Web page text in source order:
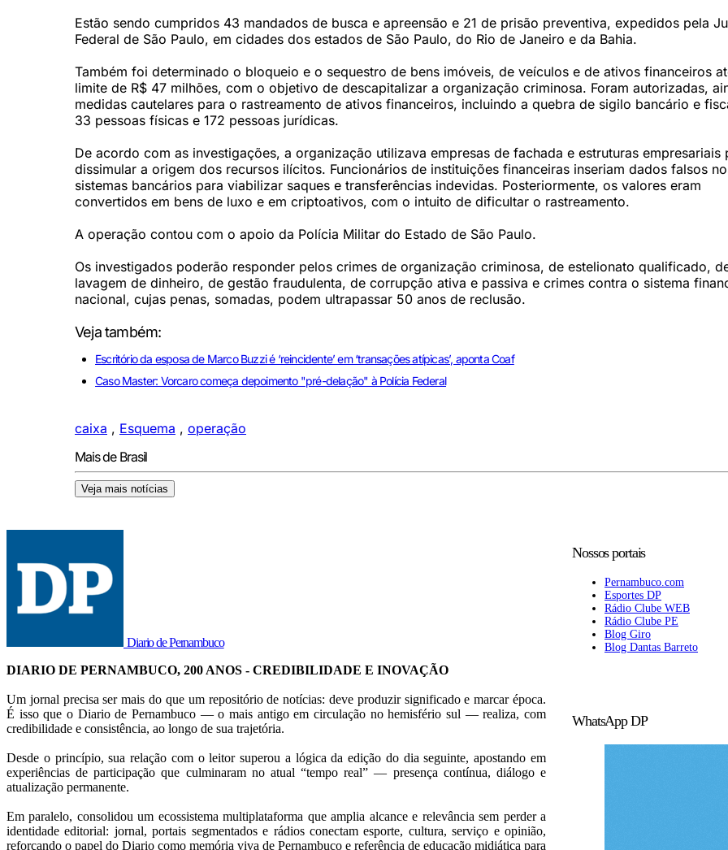
Estão sendo cumpridos 43 mandados de busca e apreensão e 21 de prisão preventiva, expedidos pela
Federal de São Paulo, em cidades dos estados de São Paulo, do Rio de Janeiro e da Bahia.
Também foi determinado o bloqueio e o sequestro de bens imóveis, de veículos e de ativos financeiros
limite de R$ 47 milhões, com o objetivo de descapitalizar a organização criminosa. Foram autorizadas,
medidas cautelares para o rastreamento de ativos financeiros, incluindo a quebra de sigilo bancário e
33 pessoas físicas e 172 pessoas jurídicas.
De acordo com as investigações, a organização utilizava empresas de fachada e estruturas empresariais
dissimular a origem dos recursos ilícitos. Funcionários de instituições financeiras inseriam dados falsos
sistemas bancários para viabilizar saques e transferências indevidas. Posteriormente, os valores eram
convertidos em bens de luxo e em criptoativos, com o intuito de dificultar o rastreamento.
A operação contou com o apoio da Polícia Militar do Estado de São Paulo.
Os investigados poderão responder pelos crimes de organização criminosa, de estelionato qualificado,
lavagem de dinheiro, de gestão fraudulenta, de corrupção ativa e passiva e crimes contra o sistema
nacional, cujas penas, somadas, podem ultrapassar 50 anos de reclusão.
Veja também:
Escritório da esposa de Marco Buzzi é ‘reincidente’ em ‘transações atípicas’, aponta Coaf
Caso Master: Vorcaro começa depoimento "pré-delação" à Polícia Federal
caixa , Esquema , operação
Mais de Brasil
Veja mais notícias
Diario de Pernambuco
DIARIO DE PERNAMBUCO, 200 ANOS - CREDIBILIDADE E INOVAÇÃO
Um jornal precisa ser mais do que um repositório de notícias: deve produzir significado e marcar época.
É isso que o Diario de Pernambuco — o mais antigo em circulação no hemisfério sul — realiza, com
credibilidade e consistência, ao longo de sua trajetória.
Desde o princípio, sua relação com o leitor superou a lógica da edição do dia seguinte, apostando em
experiências de participação que culminaram no atual “tempo real” — presença contínua, diálogo e
atualização permanente.
Em paralelo, consolidou um ecossistema multiplataforma que amplia alcance e relevância sem perder a
identidade editorial: jornal, portais segmentados e rádios conectam esporte, cultura, serviço e opinião,
reforçando o papel do Diario como memória viva de Pernambuco e referência de educação midiática para
Nossos portais
Pernambuco.com
Esportes DP
Rádio Clube WEB
Rádio Clube PE
Blog Giro
Blog Dantas Barreto
WhatsApp DP